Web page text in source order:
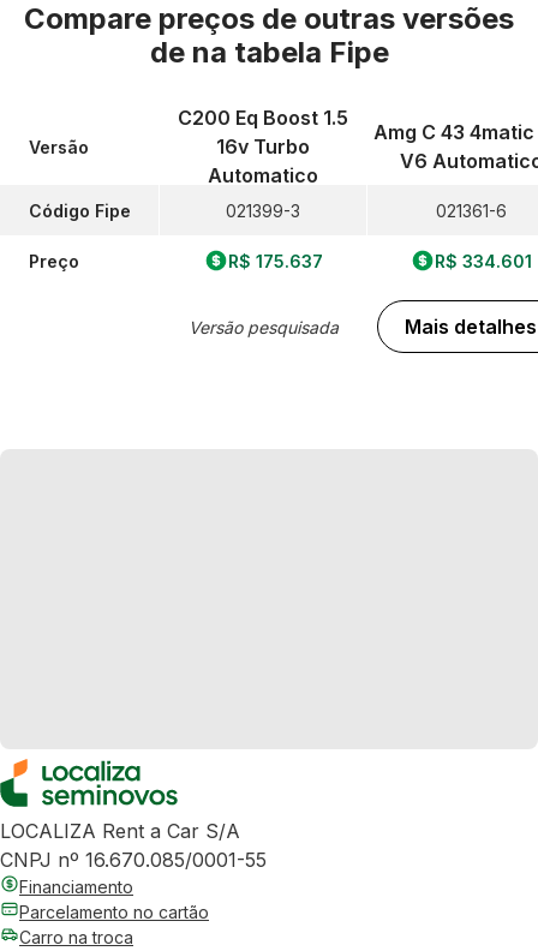
Compare preços de outras versões
de na tabela Fipe
Versão
Código Fipe
Preço
C200 Eq Boost 1.5
16v Turbo
Automatico
021399-3
R$ 175.637
Versão pesquisada
Amg C 43
V6
021361-6
R$ 334.601
Mais detalhes
LOCALIZA Rent a Car S/A
CNPJ nº 16.670.085/0001-55
Financiamento
Parcelamento no cartão
Carro na troca